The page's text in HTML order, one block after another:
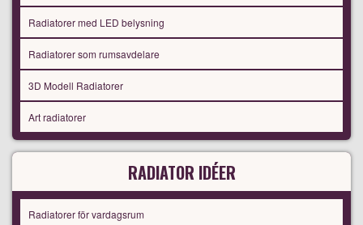
Radiatorer med LED belysning
Radiatorer som rumsavdelare
3D Modell Radiatorer
Art radiatorer
RADIATOR IDÉER
Radiatorer för vardagsrum